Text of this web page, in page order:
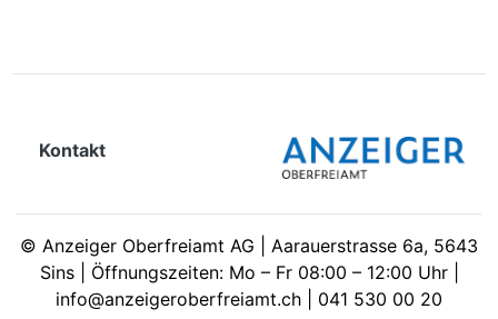
Kontakt
© Anzeiger Oberfreiamt AG | Aarauerstrasse 6a, 5643
Sins | Öffnungszeiten: Mo – Fr 08:00 – 12:00 Uhr |
info@anzeigeroberfreiamt.ch | 041 530 00 20